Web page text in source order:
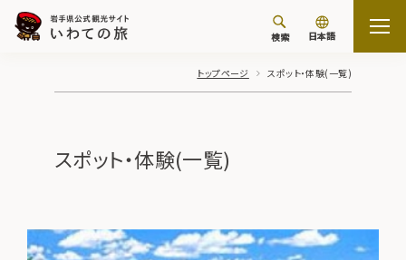
検索 日本語
トップページ スポット・体験(一覧)
スポット・体験(一覧)